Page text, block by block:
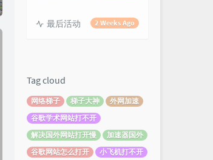
2 Weeks Ago
最后活动
Tag cloud
网络梯子 梯子大神
外网加速
谷歌学术网站打不开
解决国外网站打开慢
加速器国外
谷歌网站怎么打开
小飞机打不开